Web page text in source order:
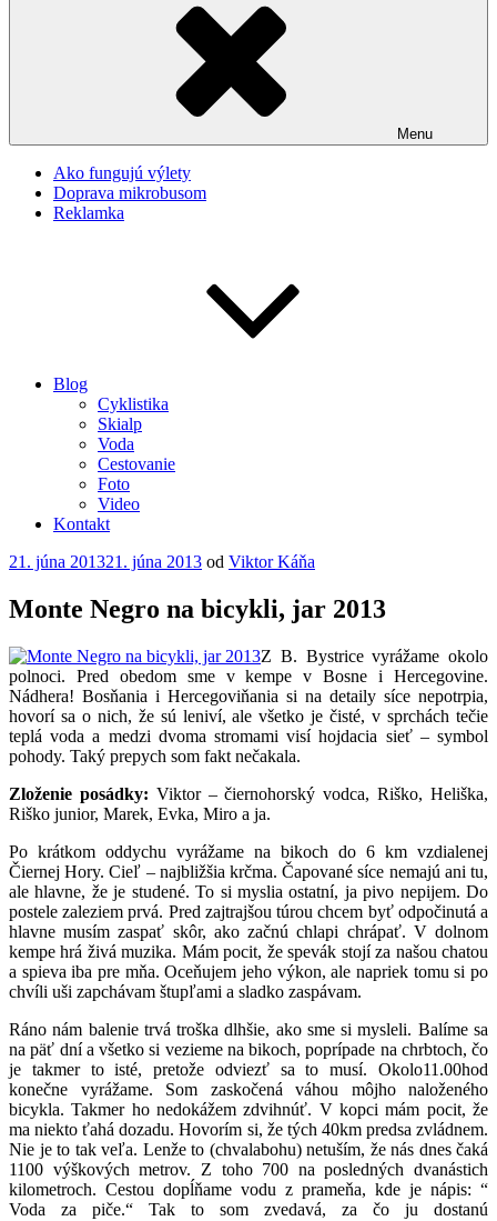
Menu
Ako fungujú výlety
Doprava mikrobusom
Reklamka
Blog
Cyklistika
Skialp
Voda
Cestovanie
Foto
Video
Kontakt
Publikované
21. júna 201321. júna 2013 od Viktor Káňa
Monte Negro na bicykli, jar 2013
Z B. Bystrice vyrážame okolo
polnoci. Pred obedom sme v kempe v Bosne i Hercegovine.
Nádhera! Bosňania i Hercegoviňania si na detaily síce nepotrpia,
hovorí sa o nich, že sú leniví, ale všetko je čisté, v sprchách tečie
teplá voda a medzi dvoma stromami visí hojdacia sieť – symbol
pohody. Taký prepych som fakt nečakala.
Zloženie posádky: Viktor – čiernohorský vodca, Riško, Heliška,
Riško junior, Marek, Evka, Miro a ja.
Po krátkom oddychu vyrážame na bikoch do 6 km vzdialenej
Čiernej Hory. Cieľ – najbližšia krčma. Čapované síce nemajú ani tu,
ale hlavne, že je studené. To si myslia ostatní, ja pivo nepijem. Do
postele zaleziem prvá. Pred zajtrajšou túrou chcem byť odpočinutá a
hlavne musím zaspať skôr, ako začnú chlapi chrápať. V dolnom
kempe hrá živá muzika. Mám pocit, že spevák stojí za našou chatou
a spieva iba pre mňa. Oceňujem jeho výkon, ale napriek tomu si po
chvíli uši zapchávam štupľami a sladko zaspávam.
Ráno nám balenie trvá troška dlhšie, ako sme si mysleli. Balíme sa
na päť dní a všetko si vezieme na bikoch, poprípade na chrbtoch, čo
je takmer to isté, pretože odviezť sa to musí. Okolo11.00hod
konečne vyrážame. Som zaskočená váhou môjho naloženého
bicykla. Takmer ho nedokážem zdvihnúť. V kopci mám pocit, že
ma niekto ťahá dozadu. Hovorím si, že tých 40km predsa zvládnem.
Nie je to tak veľa. Lenže to (chvalabohu) netuším, že nás dnes čaká
1100 výškových metrov. Z toho 700 na posledných dvanástich
kilometroch. Cestou dopĺňame vodu z prameňa, kde je nápis: “
Voda za piče.“ Tak to som zvedavá, za čo ju dostanú